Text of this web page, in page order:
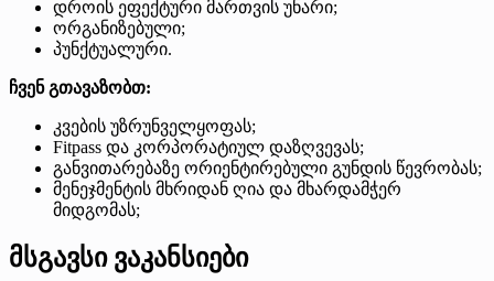
დროის ეფექტური მართვის უნარი;
ორგანიზებული;
პუნქტუალური.
ჩვენ გთავაზობთ:
კვების უზრუნველყოფას;
Fitpass და კორპორატიულ დაზღვევას;
განვითარებაზე ორიენტირებული გუნდის წევრობას;
მენეჯმენტის მხრიდან ღია და მხარდამჭერ
მიდგომას;
მსგავსი ვაკანსიები